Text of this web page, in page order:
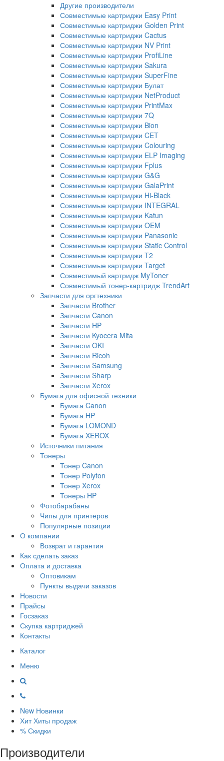
Другие производители
Совместимые картриджи Easy Print
Совместимые картриджи Golden Print
Совместимые картриджи Cactus
Совместимые картриджи NV Print
Совместимые картриджи ProfiLine
Совместимые картриджи Sakura
Совместимые картриджи SuperFine
Совместимые картриджи Булат
Совместимые картриджи NetProduct
Совместимые картриджи PrintMax
Совместимые картриджи 7Q
Совместимые картриджи Bion
Совместимые картриджи CET
Совместимые картриджи Colouring
Совместимые картриджи ELP Imaging
Совместимые картриджи Fplus
Совместимые картриджи G&G
Совместимые картриджи GalaPrint
Совместимые картриджи Hi-Black
Совместимые картриджи INTEGRAL
Совместимые картриджи Katun
Совместимые картриджи OEM
Совместимые картриджи Panasonic
Совместимые картриджи Static Control
Совместимые картриджи T2
Совместимые картриджи Target
Совместимый картридж MyToner
Совместимый тонер-картридж TrendArt
Запчасти для оргтехники
Запчасти Brother
Запчасти Canon
Запчасти HP
Запчасти Kyocera Mita
Запчасти OKI
Запчасти Ricoh
Запчасти Samsung
Запчасти Sharp
Запчасти Xerox
Бумага для офисной техники
Бумага Canon
Бумага HP
Бумага LOMOND
Бумага XEROX
Источники питания
Тонеры
Тонер Canon
Тонер Polyton
Тонер Xerox
Тонеры HP
Фотобарабаны
Чипы для принтеров
Популярные позиции
О компании
Возврат и гарантия
Как сделать заказ
Оплата и доставка
Оптовикам
Пункты выдачи заказов
Новости
Прайсы
Госзаказ
Скупка картриджей
Контакты
Каталог
Меню
New Новинки
Хит Хиты продаж
% Скидки
Производители